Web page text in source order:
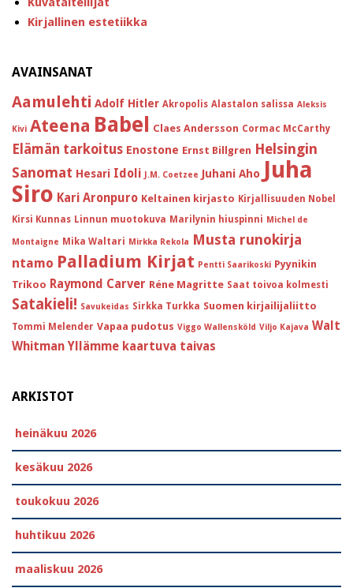
Kirjallinen estetiikka
AVAINSANAT
Aamulehti Adolf Hitler Akropolis Alastalon salissa Aleksis
Kivi Ateena Babel Claes Andersson Cormac McCarthy
Elämän tarkoitus Enostone Ernst Billgren Helsingin
Sanomat Hesari Idoli J.M. Coetzee Juhani Aho Juha
Siro Kari Aronpuro Keltainen kirjasto Kirjallisuuden Nobel
Kirsi Kunnas Linnun muotokuva Marilynin hiuspinni Michel de
Montaigne Mika Waltari Mirkka Rekola Musta runokirja
ntamo Palladium Kirjat Pentti Saarikoski Pyynikin
Trikoo Raymond Carver Réne Magritte Saat toivoa kolmesti
Satakieli! Savukeidas Sirkka Turkka Suomen kirjailijaliitto
Tommi Melender Vapaa pudotus Viggo Wallensköld Viljo Kajava Walt
Whitman Yllämme kaartuva taivas
ARKISTOT
heinäkuu 2026
kesäkuu 2026
toukokuu 2026
huhtikuu 2026
maaliskuu 2026